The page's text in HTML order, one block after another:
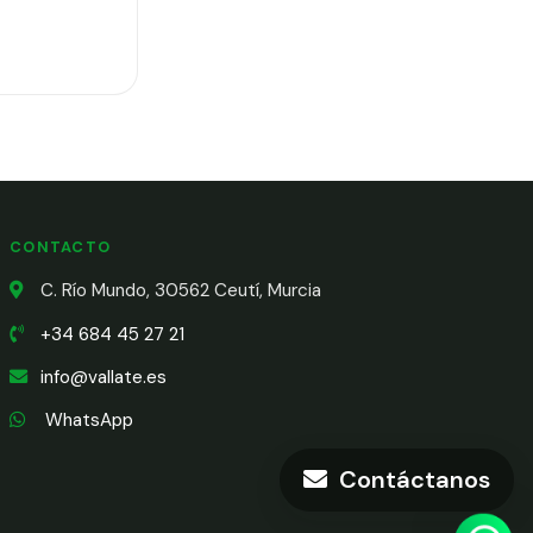
Contáctanos
CONTACTO
C. Río Mundo, 30562 Ceutí, Murcia
+34 684 45 27 21
info@vallate.es
WhatsApp